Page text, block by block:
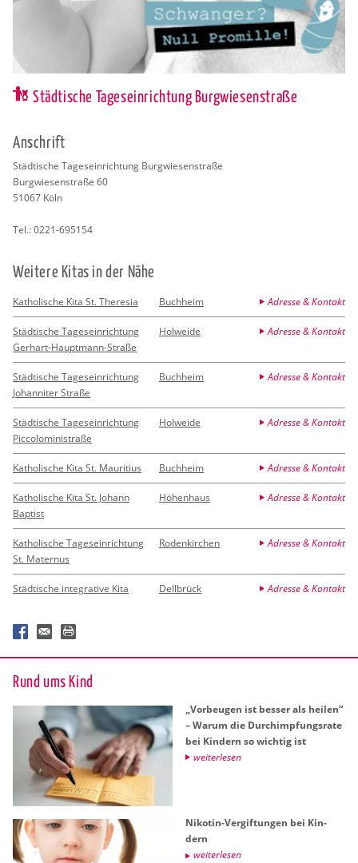
Städtische Tageseinrichtung Burgwiesenstraße
An­schrift
Städ­ti­sche Ta­ges­ein­rich­tung Burg­wie­sen­stra­ße
Burg­wie­sen­stra­ße 60
51067 Köln
Tel.:0221-695154
Wei­te­re Kitas in der Nähe
Katholische Kita St. Theresia Buchheim Adresse & Kontakt
Städtische Tageseinrichtung
Gerhart-Hauptmann-Straße
Holweide Adresse & Kontakt
Städtische Tageseinrichtung
Johanniter Straße
Buchheim Adresse & Kontakt
Städtische Tageseinrichtung
Piccoloministraße
Holweide Adresse & Kontakt
Katholische Kita St. Mauritius Buchheim Adresse & Kontakt
Katholische Kita St. Johann
Baptist
Höhenhaus Adresse & Kontakt
Katholische Tageseinrichtung
St. Maternus
Rodenkirchen Adresse & Kontakt
Städtische integrative Kita Dellbrück Adresse & Kontakt
Rund ums Kind
„Vor­beu­gen ist bes­ser als hei­len“
– Warum die Durch­imp­fungs­ra­te
bei Kin­dern so wich­tig ist
wei­ter­le­sen
Ni­ko­tin-Ver­gif­tun­gen bei Kin­
dern
wei­ter­le­sen